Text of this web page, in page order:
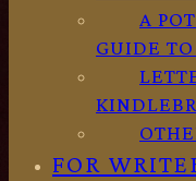
A
GUIDE
FOR